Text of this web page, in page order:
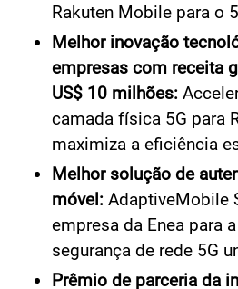
Rakuten Mobile para o
Melhor inovação
empresas com receita
US$ 10 milhões:
camada física 5G para
maximiza a eficiência
Melhor solução de
móvel: AdaptiveMobile
empresa da Enea para
segurança de rede 5G
Prêmio de parceria da